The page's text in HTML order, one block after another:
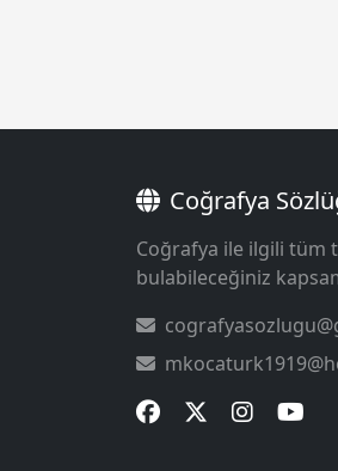
Coğrafya
Coğrafya ile ilgili tüm
bulabileceğiniz